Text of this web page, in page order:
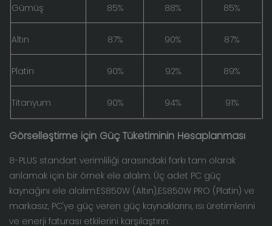
Gümüş 85% 88% 85%
Altın 87% 90% 87%
Platin 90% 92% 89%
Titanyum 90% 94% 91%
Görselleştirme için Güç Tüketiminin Hesaplanması
8-PLUS standart verimliliği arasındaki farkı tam olarak
anlamak için bir örnek ele alalım. Üç adet PC güç
kaynağını ele alalım:ES850W (Altın),ES850W PRO (Platin) ve
markasız, PC'ye güç veren güç kaynaklarını, ısı üretimlerini
ve enerji faturası etkilerini karşılaştırın: